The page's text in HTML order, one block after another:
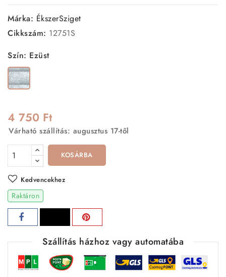
Márka: ÉkszerSziget
Cikkszám: 12751S
Szín: Ezüst
Ezüst
4 750 Ft
Várható szállítás: augusztus 17-től
KOSÁRBA
Kedvencekhez
Raktáron
Szállítás házhoz vagy automatába